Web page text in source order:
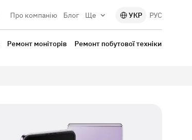
Про компанію Блог Ще УКР РУС
Ремонт моніторів Ремонт побутової техніки